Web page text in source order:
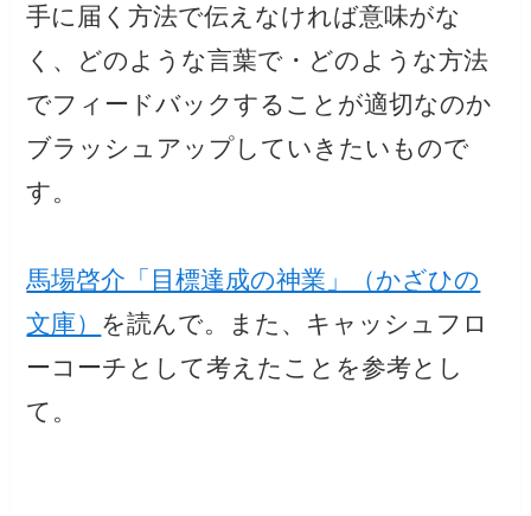
手に届く方法で伝えなければ意味がな
く、どのような言葉で・どのような方法
でフィードバックすることが適切なのか
ブラッシュアップしていきたいもので
す。
馬場啓介「目標達成の神業」（かざひの
文庫） を読んで。また、キャッシュフロ
ーコーチとして考えたことを参考とし
て。